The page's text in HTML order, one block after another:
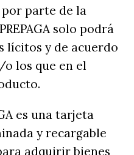
parte de la
solo podrá
lícitos y de acuerdo
o los que en el
es una tarjeta
y recargable
adquirir bienes